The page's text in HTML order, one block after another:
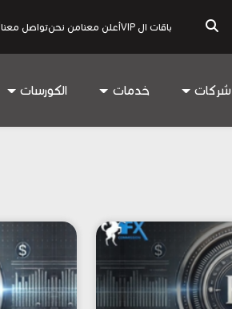
باقات ال VIP أعلن معنامن نحنتواصل معنا
شركات خدمات الكورسات